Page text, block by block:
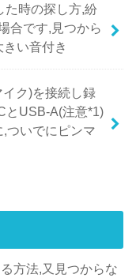
た時の探し方,紛
合です,見つから
い音付き
ク)を接続し録
とUSB-A(注意*1)
ついでにピンマ
方法,又見つからな